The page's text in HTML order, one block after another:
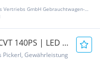
Onlinecars Vertriebs GmbH Gebrauchtwagen-Outlet  Werkstätte  Spenglerei  Lackiererei
140PS | LED |
Gewährleistung